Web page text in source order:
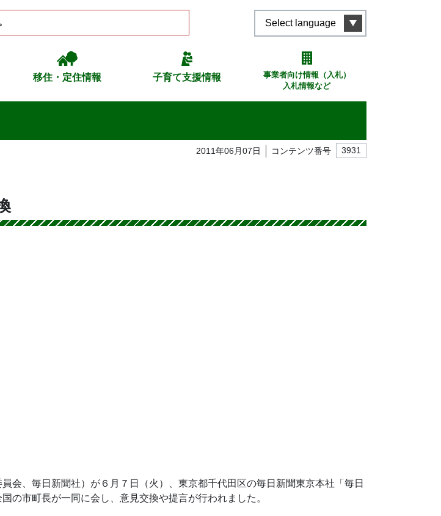
Select language
移住・定住情報 子育て支援情報
事業者向け情報（入札）
入札情報など
2011年06月07日 コンテンツ番号 3931
会、毎日新聞社）が６月７日（火）、東京都千代田区の毎日新聞東京本社「毎日
の市町長が一同に会し、意見交換や提言が行われました。